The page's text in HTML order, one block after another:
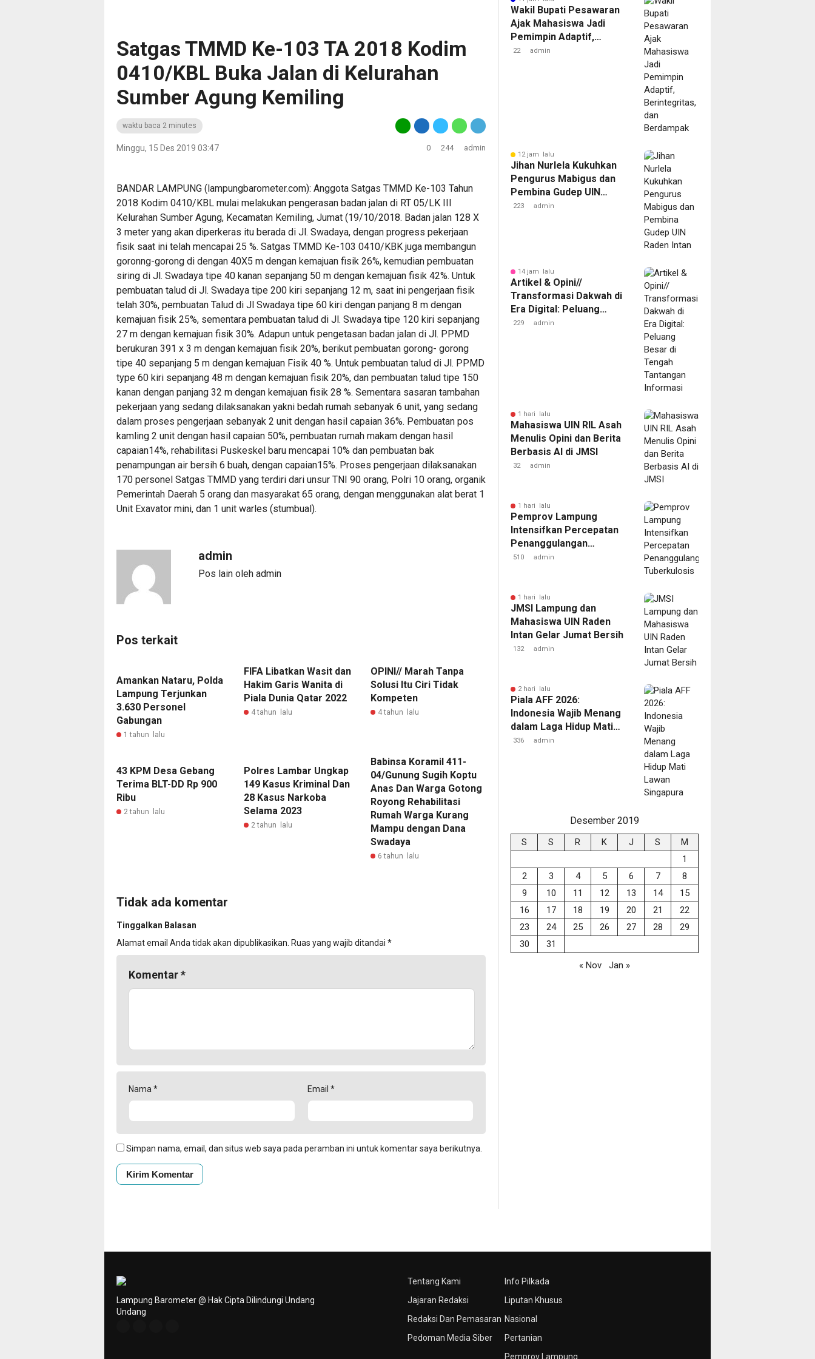
Satgas TMMD Ke-103 TA 2018 Kodim
0410/KBL Buka Jalan di Kelurahan
Sumber Agung Kemiling
waktu baca 2 minutes
Minggu, 15 Des 2019 03:47 0 244 admin
BANDAR LAMPUNG (lampungbarometer.com): Anggota Satgas TMMD Ke-103 Tahun
2018 Kodim 0410/KBL mulai melakukan pengerasan badan jalan di RT 05/LK III
Kelurahan Sumber Agung, Kecamatan Kemiling, Jumat (19/10/2018. Badan jalan 128 X
3 meter yang akan diperkeras itu berada di Jl. Swadaya, dengan progress pekerjaan
fisik saat ini telah mencapai 25 %. Satgas TMMD Ke-103 0410/KBK juga membangun
goronng-gorong di dengan 40X5 m dengan kemajuan fisik 26%, kemudian pembuatan
siring di Jl. Swadaya tipe 40 kanan sepanjang 50 m dengan kemajuan fisik 42%. Untuk
pembuatan talud di Jl. Swadaya tipe 200 kiri sepanjang 12 m, saat ini pengerjaan fisik
telah 30%, pembuatan Talud di Jl Swadaya tipe 60 kiri dengan panjang 8 m dengan
kemajuan fisik 25%, sementara pembuatan talud di Jl. Swadaya tipe 120 kiri sepanjang
27 m dengan kemajuan fisik 30%. Adapun untuk pengetasan badan jalan di Jl. PPMD
berukuran 391 x 3 m dengan kemajuan fisik 20%, berikut pembuatan gorong- gorong
tipe 40 sepanjang 5 m dengan kemajuan Fisik 40 %. Untuk pembuatan talud di Jl. PPMD
type 60 kiri sepanjang 48 m dengan kemajuan fisik 20%, dan pembuatan talud tipe 150
kanan dengan panjang 32 m dengan kemajuan fisik 28 %. Sementara sasaran tambahan
pekerjaan yang sedang dilaksanakan yakni bedah rumah sebanyak 6 unit, yang sedang
dalam proses pengerjaan sebanyak 2 unit dengan hasil capaian 36%. Pembuatan pos
kamling 2 unit dengan hasil capaian 50%, pembuatan rumah makam dengan hasil
capaian14%, rehabilitasi Puskeskel baru mencapai 10% dan pembuatan bak
penampungan air bersih 6 buah, dengan capaian15%. Proses pengerjaan dilaksanakan
170 personel Satgas TMMD yang terdiri dari unsur TNI 90 orang, Polri 10 orang, organik
Pemerintah Daerah 5 orang dan masyarakat 65 orang, dengan menggunakan alat berat 1
Unit Exavator mini, dan 1 unit warles (stumbual).
admin
Pos lain oleh admin
Pos terkait
Amankan Nataru, Polda
Lampung Terjunkan
3.630 Personel
Gabungan
1 tahun lalu
FIFA Libatkan Wasit dan
Hakim Garis Wanita di
Piala Dunia Qatar 2022
4 tahun lalu
OPINI// Marah Tanpa
Solusi Itu Ciri Tidak
Kompeten
4 tahun lalu
43 KPM Desa Gebang
Terima BLT-DD Rp 900
Ribu
2 tahun lalu
Polres Lambar Ungkap
149 Kasus Kriminal Dan
28 Kasus Narkoba
Selama 2023
2 tahun lalu
Babinsa Koramil 411-
04/Gunung Sugih Koptu
Anas Dan Warga Gotong
Royong Rehabilitasi
Rumah Warga Kurang
Mampu dengan Dana
Swadaya
6 tahun lalu
Tidak ada komentar
Tinggalkan Balasan
Alamat email Anda tidak akan dipublikasikan. Ruas yang wajib ditandai *
Komentar*
Nama * Email *
Simpan nama, email, dan situs web saya pada peramban ini untuk komentar saya berikutnya.
Wakil Bupati Pesawaran
Ajak Mahasiswa Jadi
Pemimpin Adaptif,
Berintegritas, dan
22 admin
12 jam lalu
Jihan Nurlela Kukuhkan
Pengurus Mabigus dan
Pembina Gudep UIN
Raden Intan
223 admin
14 jam lalu
Artikel & Opini//
Transformasi Dakwah di
Era Digital: Peluang
Besar di Tengah
229 admin
1 hari lalu
Mahasiswa UIN RIL Asah
Menulis Opini dan Berita
Berbasis AI di JMSI
32 admin
1 hari lalu
Pemprov Lampung
Intensifkan Percepatan
Penanggulangan
Tuberkulosis
510 admin
1 hari lalu
JMSI Lampung dan
Mahasiswa UIN Raden
Intan Gelar Jumat Bersih
132 admin
2 hari lalu
Piala AFF 2026:
Indonesia Wajib Menang
dalam Laga Hidup Mati
Lawan Singapura
336 admin
Desember 2019
S S R K J S
M
1
2
3 4 5 6 7
8
9
10 11 12 13 14
15
16
17 18 19 20 21
22
23
24 25 26 27 28
29
30
31
« Nov
Jan »
Tentang Kami
Jajaran Redaksi
Redaksi Dan Pemasaran
Pedoman Media Siber
Info Pilkada
Liputan Khusus
Nasional
Pertanian
Pemprov Lampung
Lampung Barometer @ Hak Cipta Dilindungi Undang
Undang